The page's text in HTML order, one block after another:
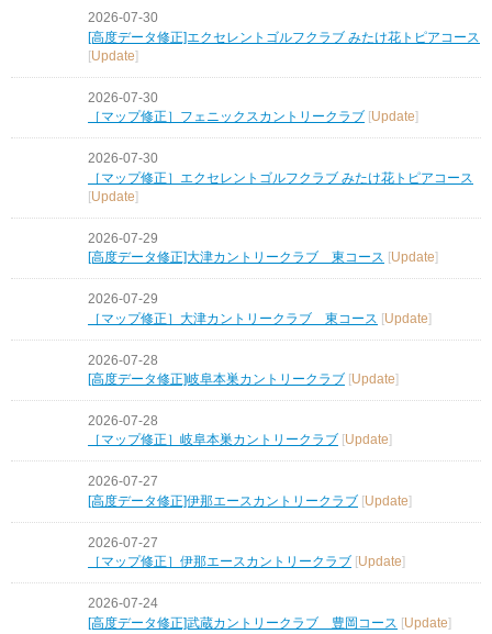
2026-07-30
[高度データ修正]エクセレントゴルフクラブ みたけ花トピアコース
[Update]
2026-07-30
［マップ修正］フェニックスカントリークラブ [Update]
2026-07-30
［マップ修正］エクセレントゴルフクラブ みたけ花トピアコース
[Update]
2026-07-29
[高度データ修正]大津カントリークラブ 東コース [Update]
2026-07-29
［マップ修正］大津カントリークラブ 東コース [Update]
2026-07-28
[高度データ修正]岐阜本巣カントリークラブ [Update]
2026-07-28
［マップ修正］岐阜本巣カントリークラブ
Update
2026-07-27
[高度データ修正]伊那エースカントリークラブ [Update]
2026-07-27
［マップ修正］伊那エースカントリークラブ
Update
2026-07-24
[高度データ修正]武蔵カントリークラブ 豊岡コース [Update]